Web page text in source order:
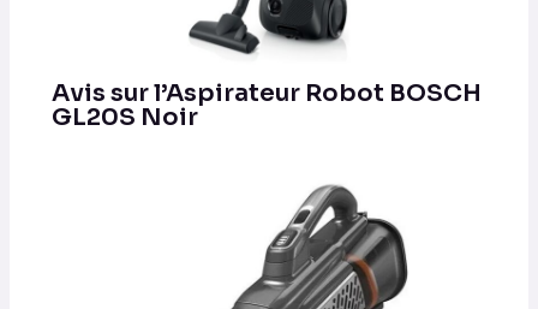
Avis sur l’Aspirateur Robot BOSCH
GL20S Noir